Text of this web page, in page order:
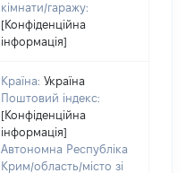
кімнати/гаражу:
[Конфіденційна
інформація]
Країна: Україна
Поштовий індекс:
[Конфіденційна
інформація]
Автономна Республіка
Крим/область/місто зі